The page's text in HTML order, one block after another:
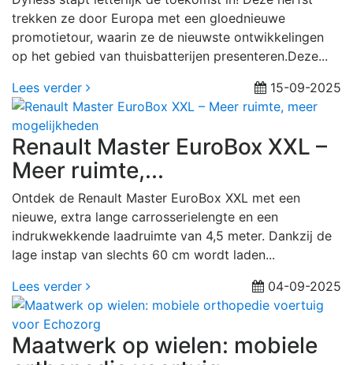
trekken ze door Europa met een gloednieuwe
promotietour, waarin ze de nieuwste ontwikkelingen
op het gebied van thuisbatterijen presenteren.Deze...
Lees verder
15-09-2025
Renault Master EuroBox XXL –
Meer ruimte,...
Ontdek de Renault Master EuroBox XXL met een
nieuwe, extra lange carrosserielengte en een
indrukwekkende laadruimte van 4,5 meter. Dankzij de
lage instap van slechts 60 cm wordt laden...
Lees verder
04-09-2025
Maatwerk op wielen: mobiele